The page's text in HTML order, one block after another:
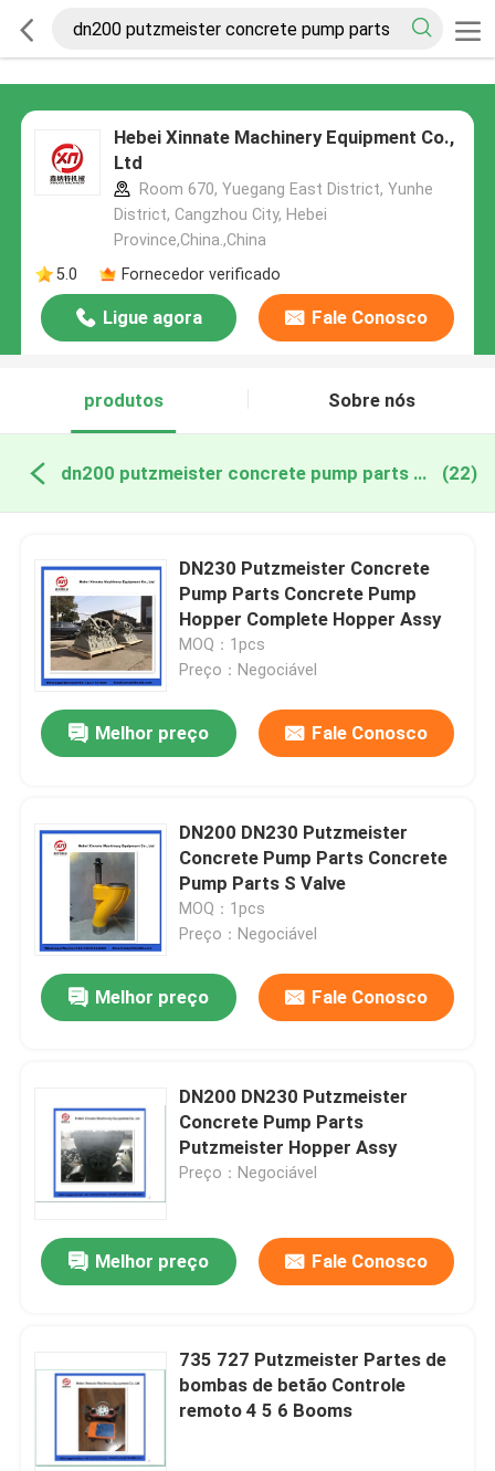
Hebei Xinnate Machinery Equipment Co.,
Ltd
Room 670, Yuegang East District, Yunhe
District, Cangzhou City, Hebei
Province,China.,China
5.0
Fornecedor verificado
Ligue agora Fale Conosco
produtos Sobre nós
dn200 putzmeister concrete pump parts fabricação online (22)
DN230 Putzmeister Concrete
Pump Parts Concrete Pump
Hopper Complete Hopper Assy
MOQ：1pcs
Preço：Negociável
Melhor preço Fale Conosco
DN200 DN230 Putzmeister
Concrete Pump Parts Concrete
Pump Parts S Valve
MOQ：1pcs
Preço：Negociável
Melhor preço Fale Conosco
DN200 DN230 Putzmeister
Concrete Pump Parts
Putzmeister Hopper Assy
Preço：Negociável
Melhor preço Fale Conosco
735 727 Putzmeister Partes de
bombas de betão Controle
remoto 4 5 6 Booms